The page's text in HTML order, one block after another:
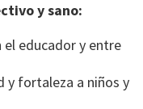
y sano:
el educador y entre
y fortaleza a niños y